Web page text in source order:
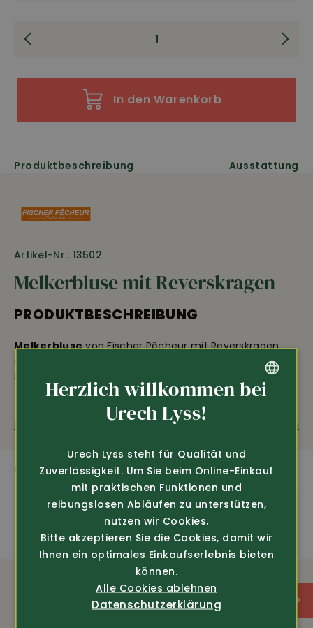
In den Warenkorb
Produktbeschreibung Ausstattung
Artikel-Nr.: 13502
Melkerbluse mit Reverskragen
PRODUKTBESCHREIBUNG
Melkerblusevon Fischer Pêcheur mit Reverskragen.
Aus 100% Baumwoll-Coutil gestreift, 290 g/m2, 1/4-
Ärmel.
Fragen zum Produkt Weiterempfehlen
WEITERE SPANNENDE PRODUKTE
Herzlich willkommen bei
Urech Lyss!
Urech Lyss steht für Qualität und
Zuverlässigkeit. Um Sie beim Online-Einkauf
mit praktischen Funktionen und
reibungslosen Abläufen zu unterstützen,
nutzen wir Cookies.
Bitte akzeptieren Sie die Cookies, damit wir
Ihnen ein optimales Einkaufserlebnis bieten
können.
Alle Cookies ablehnen
Datenschutzerklärung